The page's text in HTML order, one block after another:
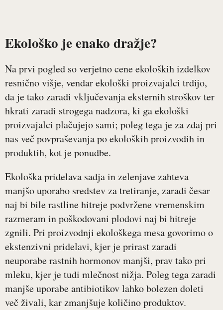
Ekološko je enako dražje?
Na prvi pogled so verjetno cene ekoloških izdelkov
resnično višje, vendar ekološki proizvajalci trdijo,
da je tako zaradi vključevanja eksternih stroškov ter
hkrati zaradi strogega nadzora, ki ga ekološki
proizvajalci plačujejo sami; poleg tega je za zdaj pri
nas več povpraševanja po ekoloških proizvodih in
produktih, kot je ponudbe.
Ekološka pridelava sadja in zelenjave zahteva
manjšo uporabo sredstev za tretiranje, zaradi česar
naj bi bile rastline hitreje podvržene vremenskim
razmeram in poškodovani plodovi naj bi hitreje
zgnili. Pri proizvodnji ekološkega mesa govorimo o
ekstenzivni pridelavi, kjer je prirast zaradi
neuporabe rastnih hormonov manjši, prav tako pri
mleku, kjer je tudi mlečnost nižja. Poleg tega zaradi
manjše uporabe antibiotikov lahko bolezen doleti
več živali, kar zmanjšuje količino produktov.